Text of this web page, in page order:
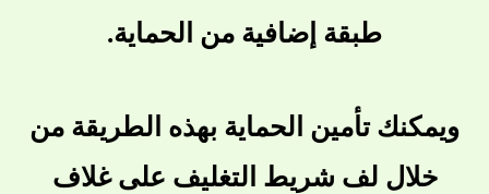
طبقة إضافية من الحماية.
ويمكنك تأمين الحماية بهذه الطريقة من
خلال لف شريط التغليف على غلاف